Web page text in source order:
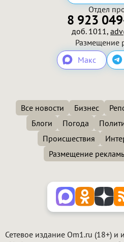
Отдел
8 923
доб. 1011,
Размещение
Макс
Все новости Бизнес
Блоги
Погода
Происшествия
Размещение
Сетевое издание Om1.ru (18+) и